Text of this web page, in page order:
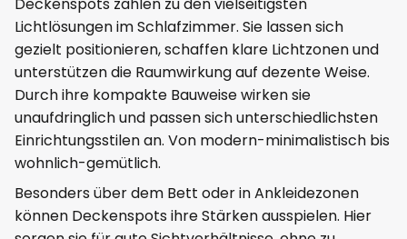
Deckenspots zählen zu den vielseitigsten
Lichtlösungen im Schlafzimmer. Sie lassen sich
gezielt positionieren, schaffen klare Lichtzonen und
unterstützen die Raumwirkung auf dezente Weise.
Durch ihre kompakte Bauweise wirken sie
unaufdringlich und passen sich unterschiedlichsten
Einrichtungsstilen an. Von modern-minimalistisch bis
wohnlich-gemütlich.
Besonders über dem Bett oder in Ankleidezonen
können Deckenspots ihre Stärken ausspielen. Hier